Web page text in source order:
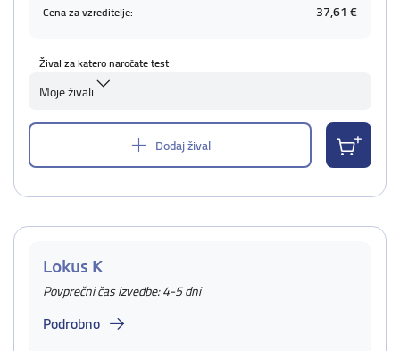
Cena za vzreditelje: 37,61 €
Žival za katero naročate test
Moje živali
Dodaj žival
Lokus K
Povprečni čas izvedbe: 4-5 dni
Podrobno